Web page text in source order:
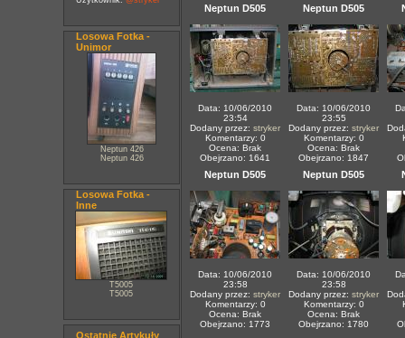
Losowa Fotka -
Unimor
Neptun 426
Neptun 426
Losowa Fotka -
Inne
T5005
T5005
Ostatnie Artykuły
Neptun D505
Data: 10/06/2010
23:54
Dodany przez: stryker
Komentarzy: 0
Ocena: Brak
Obejrzano: 1641
Neptun D505
Data: 10/06/2010
23:55
Dodany przez: stryker
Komentarzy: 0
Ocena: Brak
Obejrzano: 1847
Neptun D505
Data: 10/06/2010
23:58
Dodany przez: stryker
Komentarzy: 0
Ocena: Brak
Obejrzano: 1773
Neptun D505
Data: 10/06/2010
23:58
Dodany przez: stryker
Komentarzy: 0
Ocena: Brak
Obejrzano: 1780